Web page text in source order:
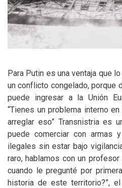
Para Putin es una ventaja que
un conflicto congelado, porque
puede ingresar a la Unión
“Tienes un problema interno
arreglar eso” Transnistria es
puede comerciar con armas
ilegales sin estar bajo
raro, hablamos con un
cuando le pregunté por
historia de este territorio?”,